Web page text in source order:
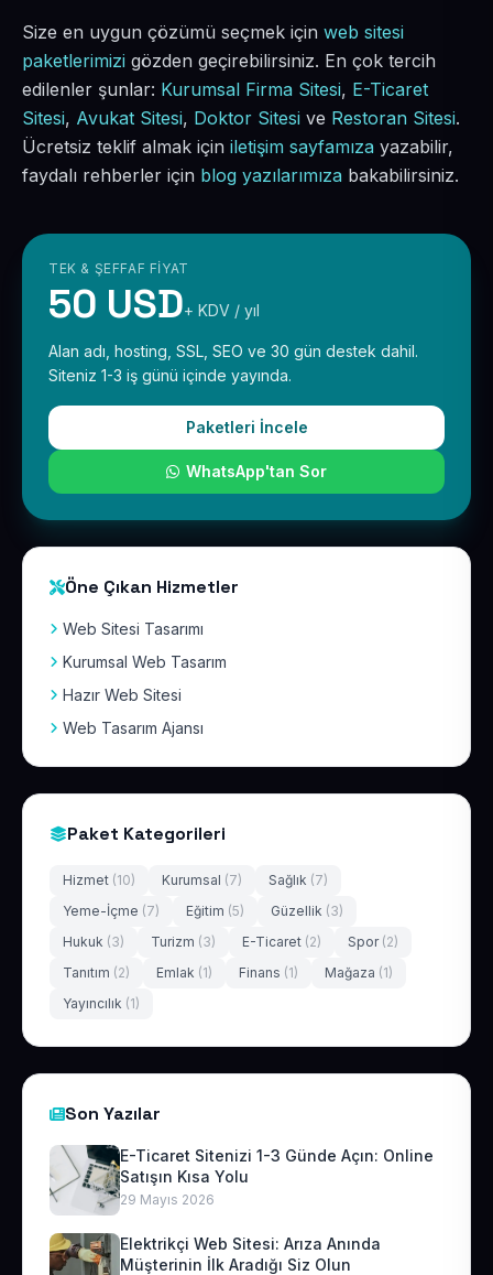
Size en uygun çözümü seçmek için web sitesi
paketlerimizi gözden geçirebilirsiniz. En çok tercih
edilenler şunlar: Kurumsal Firma Sitesi, E-Ticaret
Sitesi, Avukat Sitesi, Doktor Sitesi ve Restoran Sitesi.
Ücretsiz teklif almak için iletişim sayfamıza yazabilir,
faydalı rehberler için blog yazılarımıza bakabilirsiniz.
TEK & ŞEFFAF FIYAT
50 USD+ KDV / yıl
Alan adı, hosting, SSL, SEO ve 30 gün destek dahil.
Siteniz 1-3 iş günü içinde yayında.
Paketleri İncele
WhatsApp'tan Sor
Öne Çıkan Hizmetler
Web Sitesi Tasarımı
Kurumsal Web Tasarım
Hazır Web Sitesi
Web Tasarım Ajansı
Paket Kategorileri
Hizmet (10) Kurumsal (7) Sağlık (7)
Yeme-İçme (7) Eğitim (5) Güzellik (3)
Hukuk (3) Turizm (3) E-Ticaret (2) Spor (2)
Tanıtım (2) Emlak (1) Finans (1) Mağaza (1)
Yayıncılık (1)
Son Yazılar
E-Ticaret Sitenizi 1-3 Günde Açın: Online
Satışın Kısa Yolu
29 Mayıs 2026
Elektrikçi Web Sitesi: Arıza Anında
Müşterinin İlk Aradığı Siz Olun